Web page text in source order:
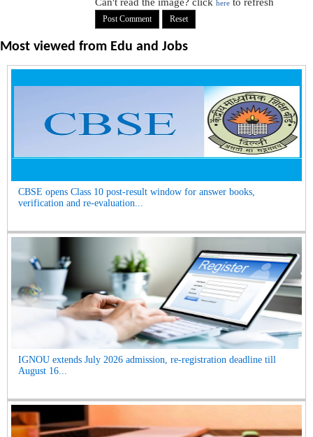
here
Most viewed from Edu and Jobs
CBSE opens Class 10 post-result window for answer books,
verification and re-evaluation...
IGNOU extends July 2026 admission, re-registration deadline till
August 16...